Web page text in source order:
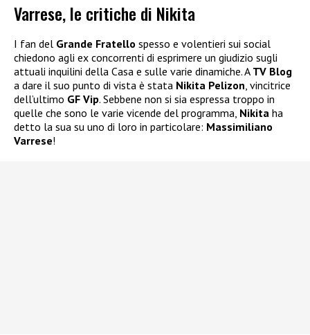
Varrese, le critiche di Nikita
I fan del Grande Fratello spesso e volentieri sui social
chiedono agli ex concorrenti di esprimere un giudizio sugli
attuali inquilini della Casa e sulle varie dinamiche. A TV Blog
a dare il suo punto di vista è stata Nikita Pelizon, vincitrice
dell’ultimo GF Vip. Sebbene non si sia espressa troppo in
quelle che sono le varie vicende del programma, Nikita ha
detto la sua su uno di loro in particolare: Massimiliano
Varrese!